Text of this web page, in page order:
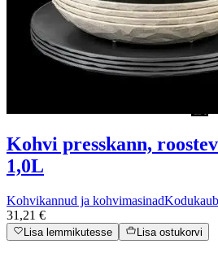
Kohvi presskann,
1,0L
Kohvikannud ja kohvimasinad
31,21 €
Lisa lemmikutesse Lisa ostukorvi